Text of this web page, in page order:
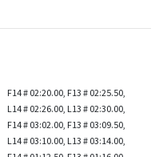
F14 # 02:20.00, F13 # 02:25.50,
L14 # 02:26.00, L13 # 02:30.00,
F14 # 03:02.00, F13 # 03:09.50,
L14 # 03:10.00, L13 # 03:14.00,